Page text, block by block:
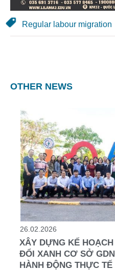
Regular labour migration
OTHER NEWS
26.02.2026
XÂY DỰNG KẾ
ĐỔI XANH CƠ SỞ
HÀNH ĐỘNG THỰC TẾ